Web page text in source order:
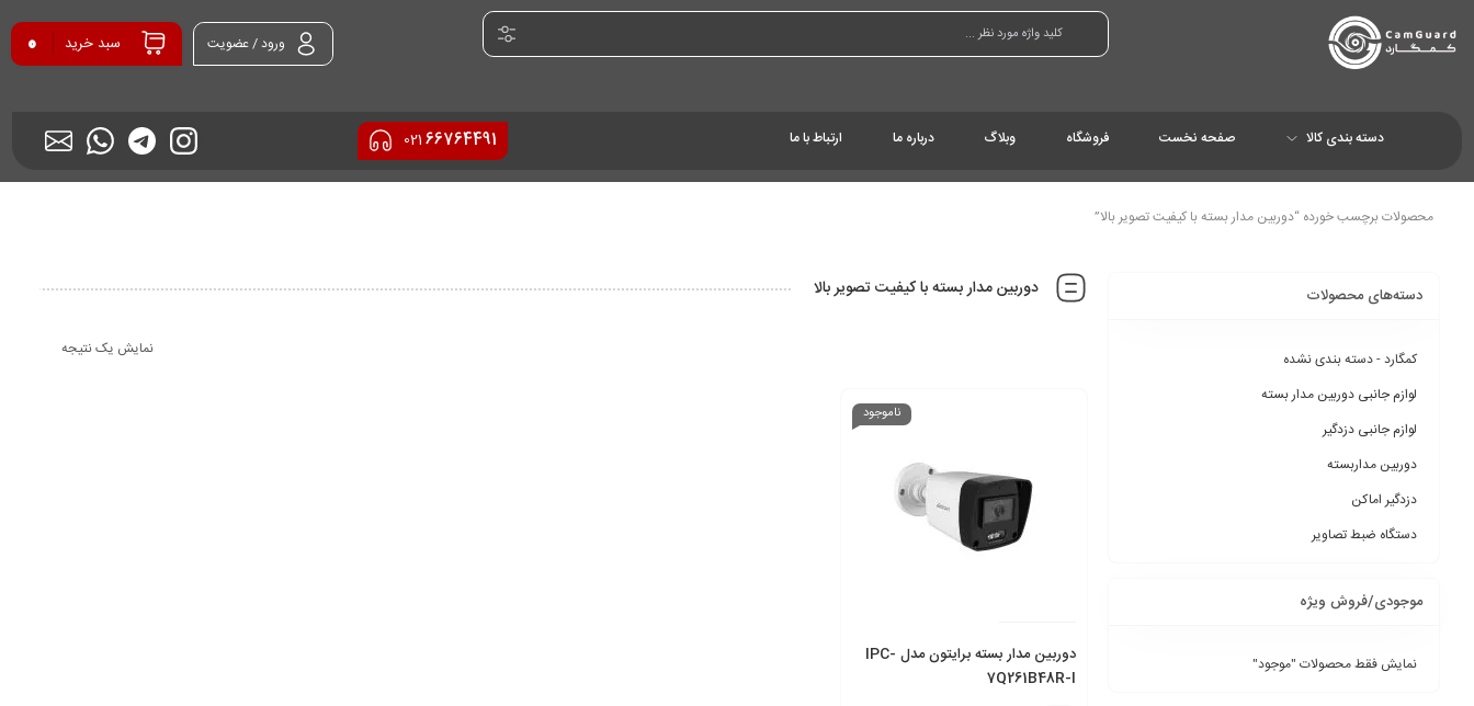
ورود / عضویت سبد خرید 0
دسته بندی کالا صفحه نخست فروشگاه وبلاگ درباره ما ارتباط با ما 66764491
021
محصولات برچسب خورده “دوربین مدار بسته با کیفیت تصویر بالا”
دسته‌های محصولات
کمگارد - دسته بندی نشده
لوازم جانبی دوربین مدار بسته
لوازم جانبی دزدگیر
دوربین مداربسته
دزدگیر اماکن
دستگاه ضبط تصاویر
موجودی/فروش ویژه
نمایش فقط محصولات "موجود"
دوربین مدار بسته با کیفیت تصویر بالا
نمایش یک نتیجه
ناموجود
دوربین مدار بسته برایتون مدل IPC-
7Q261B48R-I